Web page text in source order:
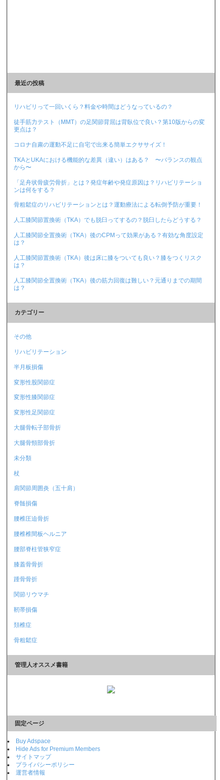
最近の投稿
リハビリって一回いくら？料金や時間はどうなっているの？
徒手筋力テスト（MMT）の足関節背屈は背臥位で良い？第10版からの変
更点は？
コロナ自粛の運動不足に自宅で出来る簡単エクササイズ！
TKAとUKAにおける機能的な差異（違い）はある？ 〜バランスの観点
から〜
「足舟状骨疲労骨折」とは？発症年齢や発症原因は？リハビリテーショ
ンは何をする？
骨粗鬆症のリハビリテーションとは？運動療法による転倒予防が重要！
人工膝関節置換術（TKA）でも脱臼ってするの？脱臼したらどうする？
人工膝関節全置換術（TKA）後のCPMって効果がある？有効な角度設定
は？
人工膝関節置換術（TKA）後は床に膝をついても良い？膝をつくリスク
は？
人工膝関節全置換術（TKA）後の筋力回復は難しい？元通りまでの期間
は？
カテゴリー
その他
リハビリテーション
半月板損傷
変形性股関節症
変形性膝関節症
変形性足関節症
大腿骨転子部骨折
大腿骨頸部骨折
未分類
杖
肩関節周囲炎（五十肩）
脊髄損傷
腰椎圧迫骨折
腰椎椎間板ヘルニア
腰部脊柱管狭窄症
膝蓋骨骨折
踵骨骨折
関節リウマチ
靭帯損傷
頚椎症
骨粗鬆症
管理人オススメ書籍
固定ページ
Buy Adspace
Hide Ads for Premium Members
サイトマップ
プライバシーポリシー
運営者情報